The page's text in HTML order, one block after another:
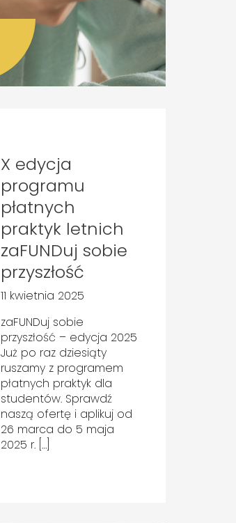
X edycja
programu
płatnych
praktyk letnich
zaFUNDuj sobie
przyszłość
11 kwietnia 2025
zaFUNDuj sobie
przyszłość – edycja 2025
Już po raz dziesiąty
ruszamy z programem
płatnych praktyk dla
studentów. Sprawdź
naszą ofertę i aplikuj od
26 marca do 5 maja
2025 r. […]